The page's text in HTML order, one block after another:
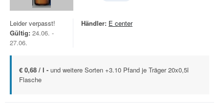
Leider verpasst!
Gültig: 24.06. -
27.06.
Händler: E center
€ 0,68 / l - und weitere Sorten +3.10 Pfand je Träger 20x0,5l
Flasche